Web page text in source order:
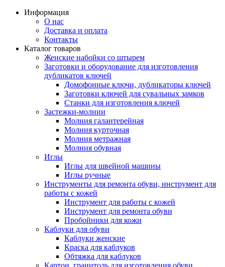
Информация
О нас
Доставка и оплата
Контакты
Каталог товаров
Женские набойки со штырем
Заготовки и оборудование для изготовления
дубликатов ключей
Домофонные ключи, дубликаторы ключей
Заготовки ключей для сувальных замков
Станки для изготовления ключей
Застежки-молнии
Молния галантерейная
Молния курточная
Молния метражная
Молния обувная
Иглы
Иглы для швейной машины
Иглы ручные
Инструменты для ремонта обуви, инструмент для
работы с кожей
Инструмент для работы с кожей
Инструмент для ремонта обуви
Пробойники для кожи
Каблуки для обуви
Каблуки женские
Краска для каблуков
Обтяжка для каблуков
Картон, гранитоль для изготовления обуви